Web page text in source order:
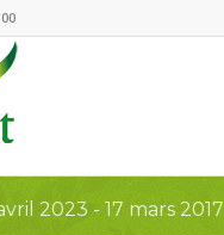
2023 - 17 mars 2017